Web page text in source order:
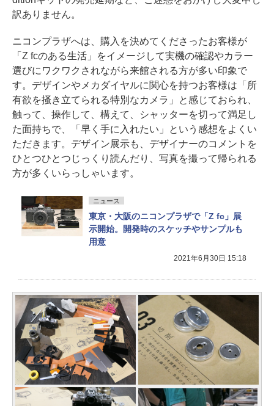
訳ありません。
ニコンプラザへは、購入を決めてくださったお客様が
「Z fcのある生活」をイメージして実機の確認やカラー
選びにワクワクされながら来館される方が多い印象で
す。デザインやメカダイヤルに関心を持つお客様は「所
有欲を掻き立てられる特別なカメラ」と感じておられ、
触って、操作して、構えて、シャッターを切って満足し
た面持ちで、「早く手に入れたい」という感想をよくい
ただきます。デザイン展示も、デザイナーのコメントを
ひとつひとつじっくり読んだり、写真を撮って帰られる
方が多くいらっしゃいます。
ニュース
東京・大阪のニコンプラザで「Z fc」展
示開始。開発時のスケッチやサンプルも
用意
2021年6月30日 15:18